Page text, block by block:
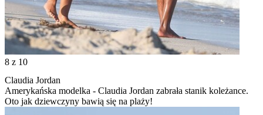
8 z 10
Claudia Jordan
Amerykańska modelka - Claudia Jordan zabrała stanik koleżance.
Oto jak dziewczyny bawią się na plaży!